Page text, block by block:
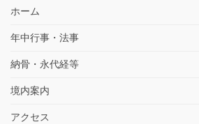
ホーム
年中行事・法事
納骨・永代経等
境内案内
アクセス